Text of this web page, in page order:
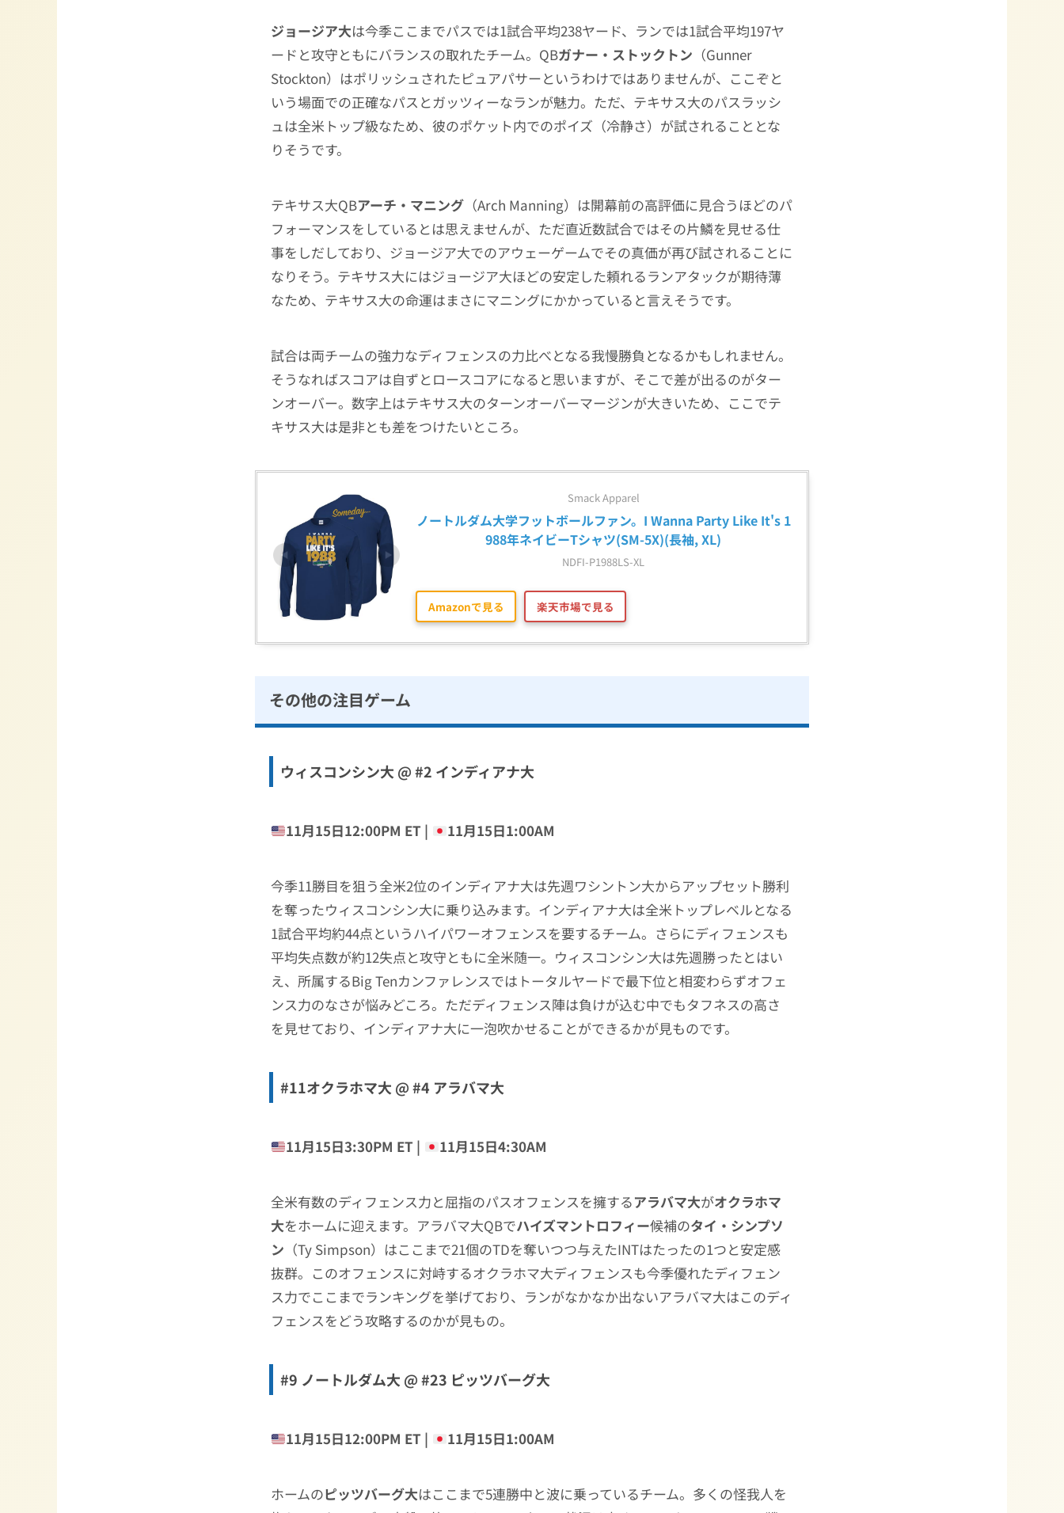
ジョージア大は今季ここまでパスでは1試合平均238ヤード、ランでは1試合平均197ヤ
ードと攻守ともにバランスの取れたチーム。QBガナー・ストックトン （Gunner
Stockton）はポリッシュされたピュアパサーというわけではありませんが、ここぞと
いう場面での正確なパスとガッツィーなランが魅力。ただ、テキサス大のパスラッシ
ュは全米トップ級なため、彼のポケット内でのポイズ（冷静さ）が試されることとな
りそうです。
テキサス大QBアーチ・マニング （Arch Manning）は開幕前の高評価に見合うほどのパ
フォーマンスをしているとは思えませんが、ただ直近数試合ではその片鱗を見せる仕
事をしだしており、ジョージア大でのアウェーゲームでその真価が再び試されることに
なりそう。テキサス大にはジョージア大ほどの安定した頼れるランアタックが期待薄
なため、テキサス大の命運はまさにマニングにかかっていると言えそうです。
試合は両チームの強力なディフェンスの力比べとなる我慢勝負となるかもしれません。
そうなればスコアは自ずとロースコアになると思いますが、そこで差が出るのがター
ンオーバー。数字上はテキサス大のターンオーバーマージンが大きいため、ここでテ
キサス大は是非とも差をつけたいところ。
Smack Apparel
ノートルダム大学フットボールファン。I Wanna Party Like It's 1
988年ネイビーTシャツ(SM-5X)(長袖, XL)
NDFI-P1988LS-XL
Amazonで見る 楽天市場で見る
その他の注目ゲーム
ウィスコンシン大 @ #2 インディアナ大
11月15日12:00PM ET | 11月15日1:00AM
今季11勝目を狙う全米2位のインディアナ大は先週ワシントン大からアップセット勝利
を奪ったウィスコンシン大に乗り込みます。インディアナ大は全米トップレベルとなる
1試合平均約44点というハイパワーオフェンスを要するチーム。さらにディフェンスも
平均失点数が約12失点と攻守ともに全米随一。ウィスコンシン大は先週勝ったとはい
え、所属するBig Tenカンファレンスではトータルヤードで最下位と相変わらずオフェ
ンス力のなさが悩みどころ。ただディフェンス陣は負けが込む中でもタフネスの高さ
を見せており、インディアナ大に一泡吹かせることができるかが見ものです。
#11オクラホマ大 @ #4 アラバマ大
11月15日3:30PM ET | 11月15日4:30AM
全米有数のディフェンス力と屈指のパスオフェンスを擁するアラバマ大がオクラホマ
大をホームに迎えます。アラバマ大QBでハイズマントロフィー候補のタイ・シンプソ
ン （Ty Simpson）はここまで21個のTDを奪いつつ与えたINTはたったの1つと安定感
抜群。このオフェンスに対峙するオクラホマ大ディフェンスも今季優れたディフェン
ス力でここまでランキングを挙げており、ランがなかなか出ないアラバマ大はこのディ
フェンスをどう攻略するのかが見もの。
#9 ノートルダム大 @ #23 ピッツバーグ大
11月15日12:00PM ET | 11月15日1:00AM
ホームのピッツバーグ大はここまで5連勝中と波に乗っているチーム。多くの怪我人を